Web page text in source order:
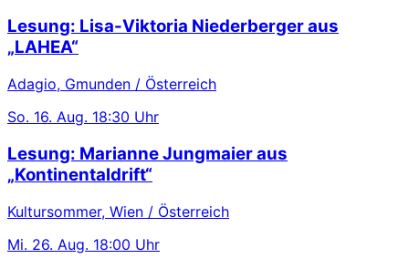
Lesung: Lisa-Viktoria Niederberger aus
„LAHEA“
Adagio, Gmunden / Österreich
So. 16. Aug. 18:30 Uhr
Lesung: Marianne Jungmaier aus
„Kontinentaldrift“
Kultursommer, Wien / Österreich
Mi. 26. Aug. 18:00 Uhr